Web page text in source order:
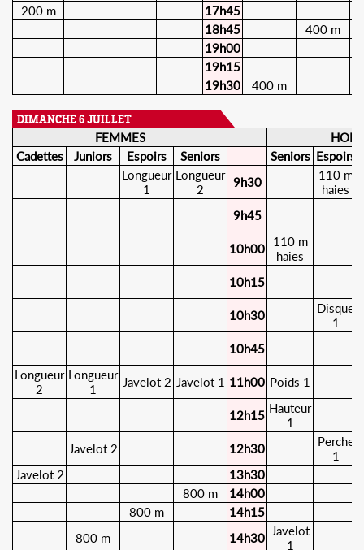
200 m
17h45
18h45
400 m
19h00
19h15
19h30
400 m
DIMANCHE 6 JUILLET
FEMMES
Cadettes
Juniors Espoirs Seniors Seniors Espoirs
Longueur
1
Longueur
2
9h30
110 m
haies
9h45
10h00
110 m
haies
10h15
10h30
Disque
1
10h45
Longueur
2
Longueur
1
Javelot 2 Javelot 1 11h00 Poids 1
12h15 Hauteur
1
Javelot 2
12h30
Perche
1
Javelot 2
13h30
800 m
14h00
800 m
14h15
800 m
14h30 Javelot
1